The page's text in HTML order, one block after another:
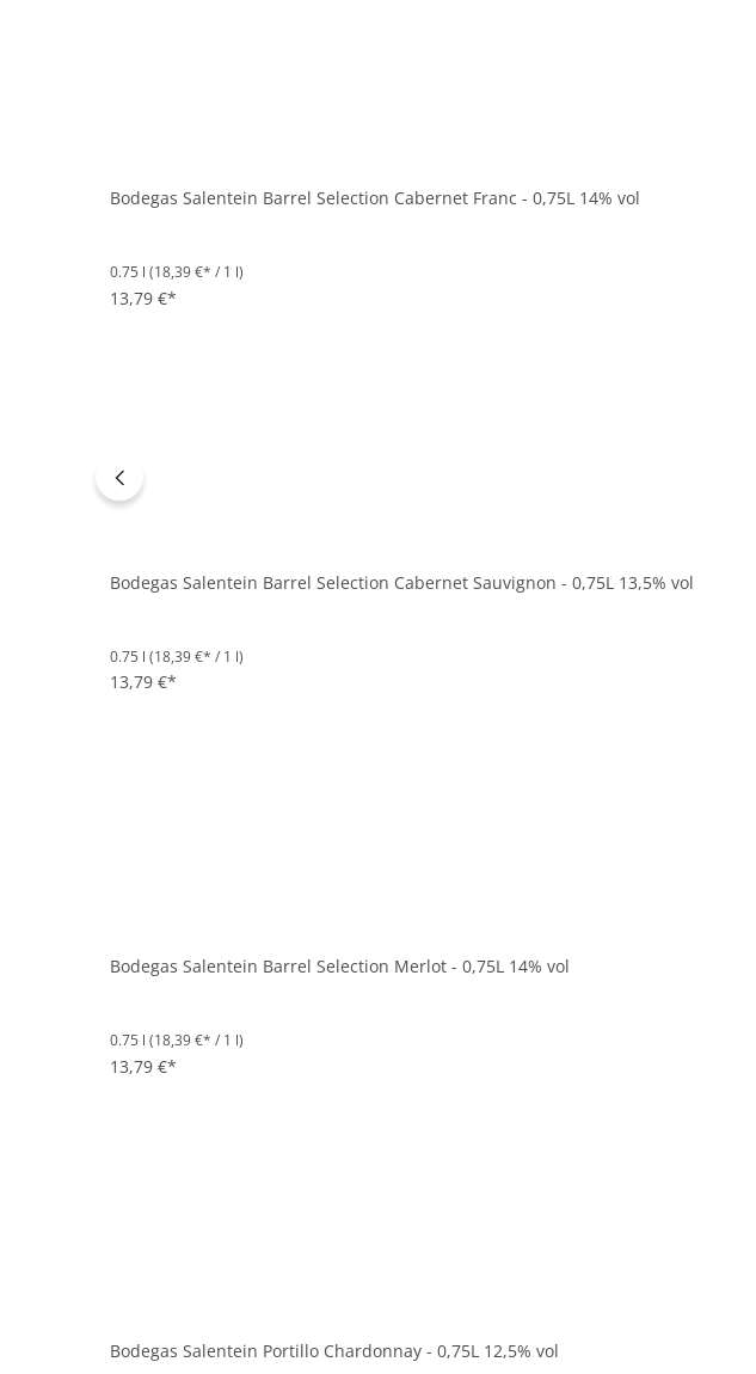
Bodegas Salentein Barrel Selection Cabernet Franc - 0,75L 14% vol
0.75 l (18,39 €* / 1 l)
13,79 €*
Bodegas Salentein Barrel Selection Cabernet Sauvignon - 0,75L 13,5% vol
0.75 l (18,39 €* / 1 l)
13,79 €*
Bodegas Salentein Barrel Selection Merlot - 0,75L 14% vol
0.75 l (18,39 €* / 1 l)
13,79 €*
Bodegas Salentein Portillo Chardonnay - 0,75L 12,5% vol